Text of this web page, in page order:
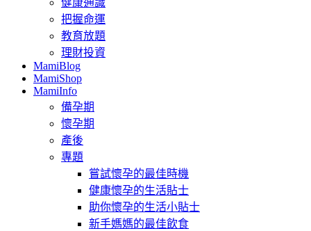
健康通識
把握命運
教育放題
理財投資
MamiBlog
MamiShop
MamiInfo
備孕期
懷孕期
產後
專題
嘗試懷孕的最佳時機
健康懷孕的生活貼士
助你懷孕的生活小貼士
新手媽媽的最佳飲食